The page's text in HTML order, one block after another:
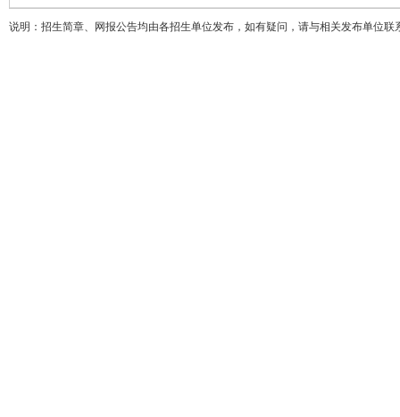
说明：招生简章、网报公告均由各招生单位发布，如有疑问，请与相关发布单位